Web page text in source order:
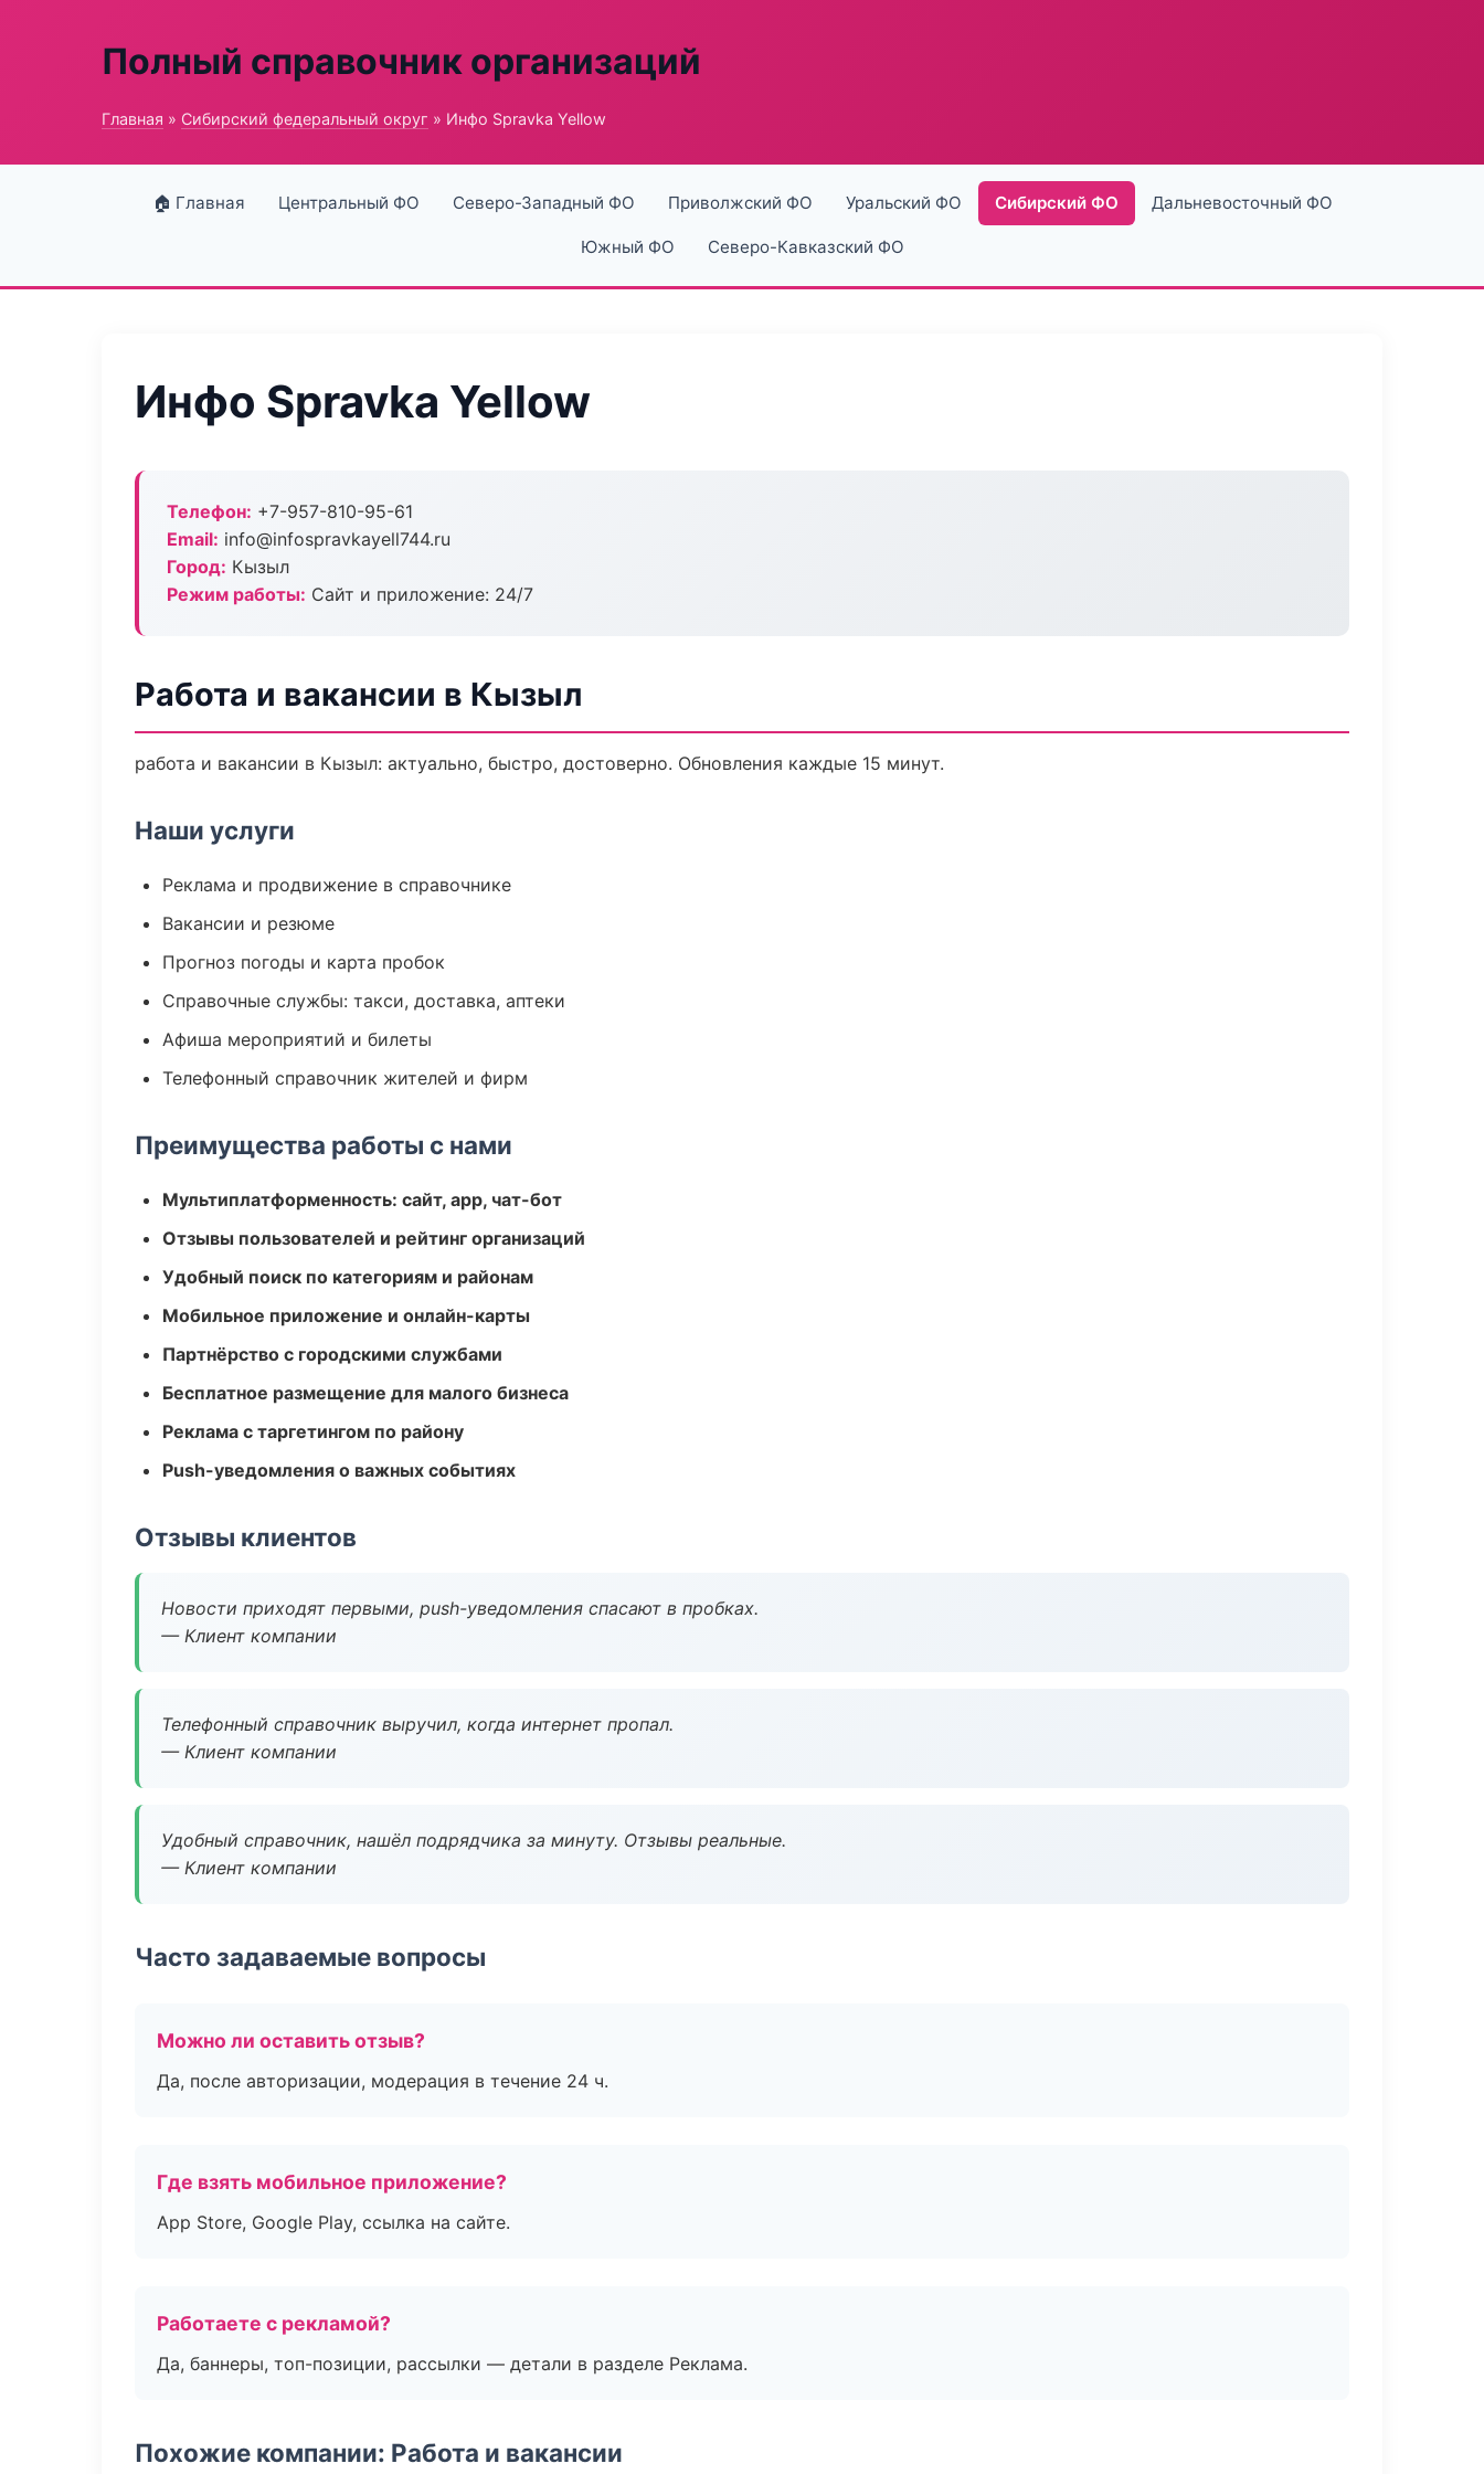
Полный справочник организаций
Главная » Сибирский федеральный округ » Инфо Spravka Yellow
🏠 Главная Центральный ФО Северо-Западный ФО Приволжский ФО Уральский ФО Сибирский ФО Дальневосточный ФО
Южный ФО Северо-Кавказский ФО
Инфо Spravka Yellow
Телефон: +7-957-810-95-61
Email: info@infospravkayell744.ru
Город: Кызыл
Режим работы: Сайт и приложение: 24/7
Работа и вакансии в Кызыл
работа и вакансии в Кызыл: актуально, быстро, достоверно. Обновления каждые 15 минут.
Наши услуги
Реклама и продвижение в справочнике
Вакансии и резюме
Прогноз погоды и карта пробок
Справочные службы: такси, доставка, аптеки
Афиша мероприятий и билеты
Телефонный справочник жителей и фирм
Преимущества работы с нами
Мультиплатформенность: сайт, app, чат-бот
Отзывы пользователей и рейтинг организаций
Удобный поиск по категориям и районам
Мобильное приложение и онлайн-карты
Партнёрство с городскими службами
Бесплатное размещение для малого бизнеса
Реклама с таргетингом по району
Push-уведомления о важных событиях
Отзывы клиентов
Новости приходят первыми, push-уведомления спасают в пробках.
— Клиент компании
Телефонный справочник выручил, когда интернет пропал.
— Клиент компании
Удобный справочник, нашёл подрядчика за минуту. Отзывы реальные.
— Клиент компании
Часто задаваемые вопросы
Можно ли оставить отзыв?
Да, после авторизации, модерация в течение 24 ч.
Где взять мобильное приложение?
App Store, Google Play, ссылка на сайте.
Работаете с рекламой?
Да, баннеры, топ-позиции, рассылки — детали в разделе Реклама.
Похожие компании: Работа и вакансии